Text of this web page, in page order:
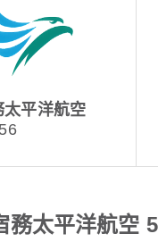
太平洋航空
務太平洋航空